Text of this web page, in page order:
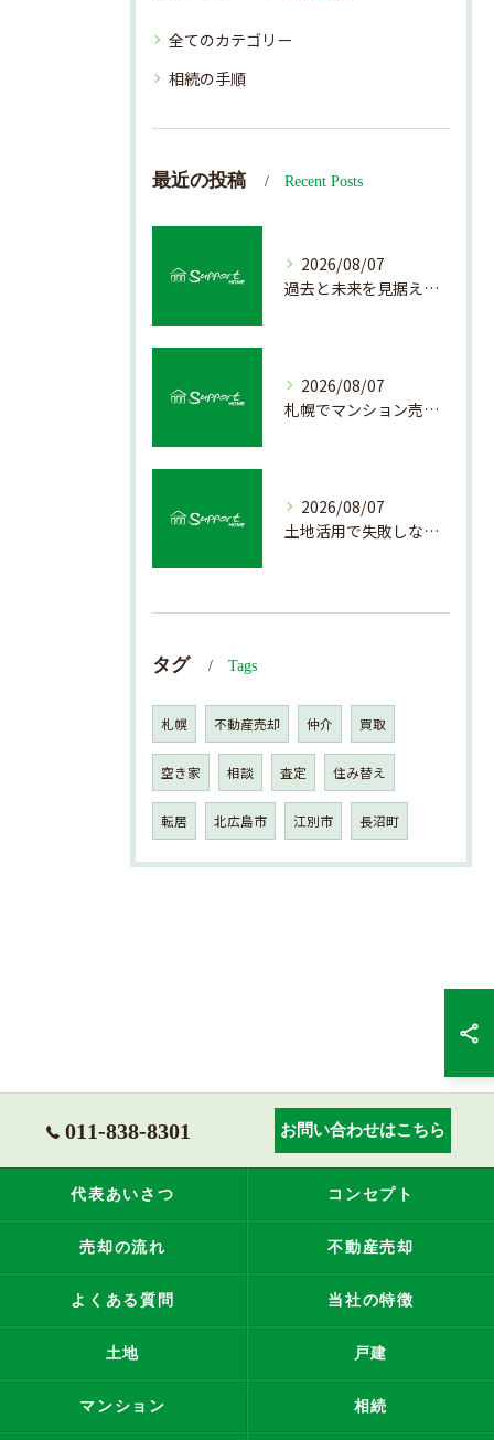
全てのカテゴリー
相続の手順
最近の投稿 Recent Posts
2026/08/07
過去と未来を見据えた戸建て売却の秘訣
2026/08/07
札幌でマンション売却を成功させる査定と価格の見極め方
2026/08/07
土地活用で失敗しない売却準備のポイント
タグ Tags
札幌 不動産売却 仲介 買取
空き家 相談 査定 住み替え
転居 北広島市 江別市 長沼町
011-838-8301 お問い合わせはこちら
代表あいさつ コンセプト
売却の流れ 不動産売却
よくある質問 当社の特徴
土地 戸建
マンション 相続